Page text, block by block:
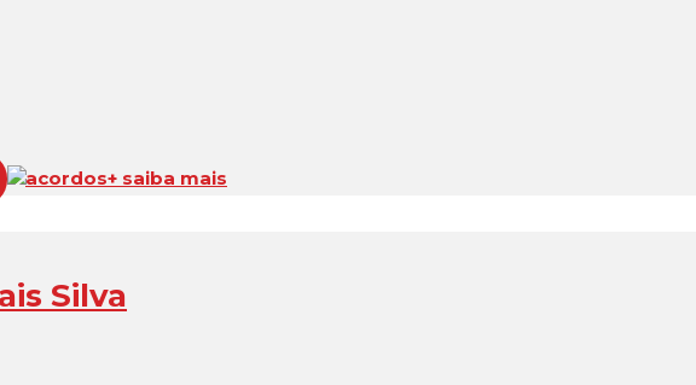
acordos+ saiba mais
Silva